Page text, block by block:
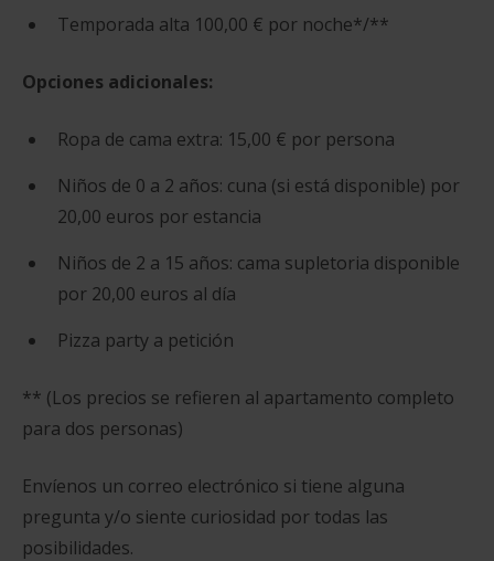
Temporada alta 100,00 € por noche*/**
Opciones adicionales:
Ropa de cama extra: 15,00 € por persona
Niños de 0 a 2 años: cuna (si está disponible) por
20,00 euros por estancia
Niños de 2 a 15 años: cama supletoria disponible
por 20,00 euros al día
Pizza party a petición
** (Los precios se refieren al apartamento completo
para dos personas)
Envíenos un correo electrónico si tiene alguna
pregunta y/o siente curiosidad por todas las
posibilidades.